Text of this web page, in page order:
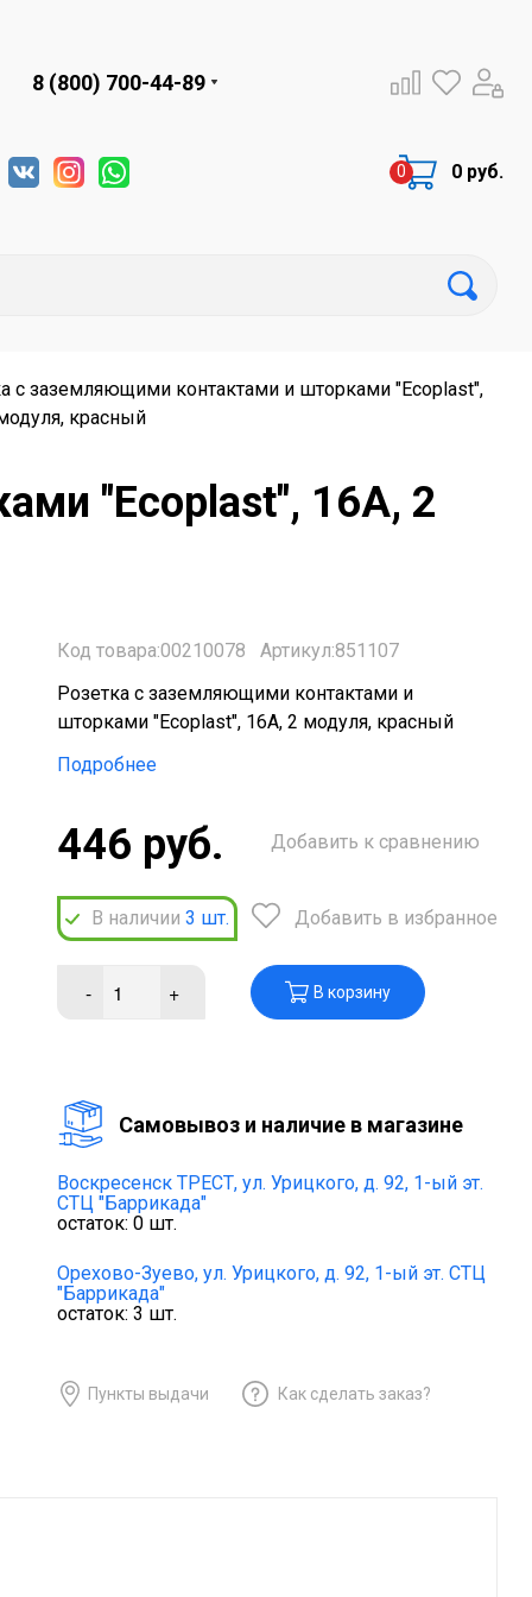
8 (800) 700-44-89
0 руб.
с заземляющими контактами и шторками "Ecoplast",
красный
"Ecoplast", 16А, 2
Код товара:00210078
Артикул:851107
Розетка с заземляющими контактами и
шторками "Ecoplast", 16А, 2 модуля, красный
Подробнее
446 руб.
В наличии 3 шт.
Добавить к сравнению
Добавить в избранное
- + В корзину
Cамовывоз и наличие в магазине
Воскресенск ТРЕСТ, ул. Урицкого, д. 92, 1-ый эт.
СТЦ "Баррикада"
остаток: 0 шт.
Орехово-Зуево, ул. Урицкого, д. 92, 1-ый эт. СТЦ
"Баррикада"
остаток: 3 шт.
Пункты выдачи Как сделать заказ?